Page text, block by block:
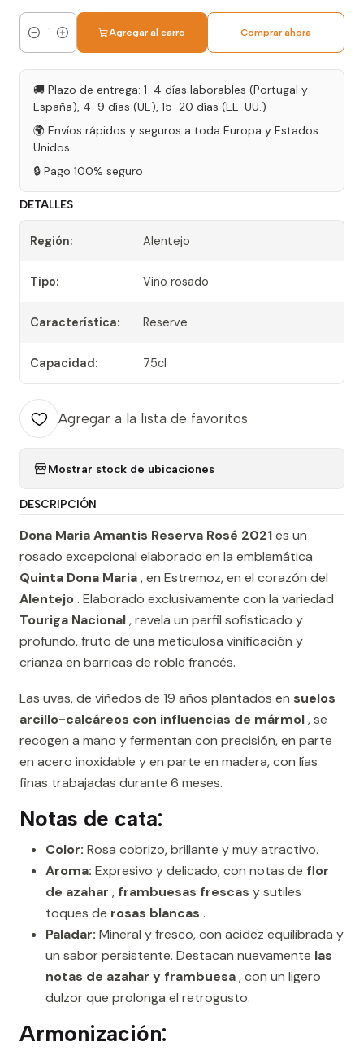
Cantidad
Agregar al carro Comprar ahora
🚚 Plazo de entrega: 1-4 días laborables (Portugal y
España), 4-9 días (UE), 15-20 días (EE. UU.)
🌍 Envíos rápidos y seguros a toda Europa y Estados
Unidos.
🔒 Pago 100% seguro
DETALLES
Región: Alentejo
Tipo: Vino rosado
Característica: Reserve
Capacidad: 75cl
Agregar a la lista de favoritos
Mostrar stock de ubicaciones
DESCRIPCIÓN
Dona Maria Amantis Reserva Rosé 2021es un
rosado excepcional elaborado en la emblemática
Quinta Dona Maria, en Estremoz, en el corazón del
Alentejo. Elaborado exclusivamente con la variedad
Touriga Nacional, revela un perfil sofisticado y
profundo, fruto de una meticulosa vinificación y
crianza en barricas de roble francés.
Las uvas, de viñedos de 19 años plantados en suelos
arcillo-calcáreos con influencias de mármol, se
recogen a mano y fermentan con precisión, en parte
en acero inoxidable y en parte en madera, con lías
finas trabajadas durante 6 meses.
Notas de cata:
Color: Rosa cobrizo, brillante y muy atractivo.
Aroma: Expresivo y delicado, con notas de flor
de azahar , frambuesas frescas y sutiles
toques de rosas blancas .
Paladar: Mineral y fresco, con acidez equilibrada y
un sabor persistente. Destacan nuevamente las
notas de azahar y frambuesa, con un ligero
dulzor que prolonga el retrogusto.
Armonización: